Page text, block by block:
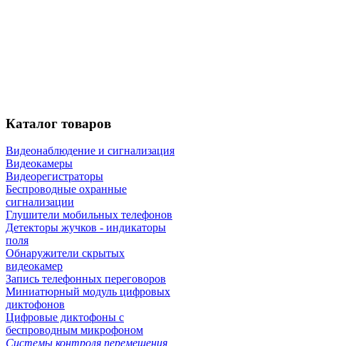
Каталог товаров
Видеонаблюдение и сигнализация
Видеокамеры
Видеорегистраторы
Беспроводные охранные
сигнализации
Глушители мобильных телефонов
Детекторы жучков - индикаторы
поля
Обнаружители скрытых
видеокамер
Запись телефонных переговоров
Миниатюрный модуль цифровых
диктофонов
Цифровые диктофоны с
беспроводным микрофоном
Системы контроля перемещения